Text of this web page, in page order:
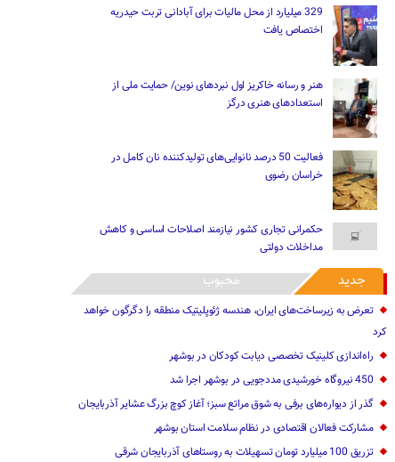
329 میلیارد از محل مالیات ‌برای آبادانی تربت حیدریه
اختصاص یافت
هنر و رسانه خاکریز اول نبردهای نوین/ حمایت ملی از
استعدادهای هنری درگز
فعالیت 50 درصد نانوایی‌های تولیدکننده نان کامل در
خراسان رضوی
حکمرانی تجاری کشور نیازمند اصلاحات اساسی و کاهش
مداخلات دولتی
جدید محبوب
تعرض به زیرساخت‌های ایران، هندسه ژئوپلیتیک منطقه را دگرگون خواهد
کرد
راه‌اندازی کلینیک تخصصی دیابت کودکان در بوشهر
450 نیروگاه خورشیدی مددجویی در بوشهر اجرا شد
گذر از دیواره‌های برفی به شوق مراتع سبز؛ آغاز کوچ بزرگ عشایر آذربایجان
مشارکت فعالان اقتصادی در نظام سلامت استان بوشهر
تزریق 100 میلیارد تومان تسهیلات به روستاهای آذربایجان شرقی